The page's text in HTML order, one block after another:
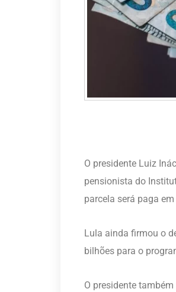
O presidente Luiz
pensionista do
parcela será paga
Lula ainda firmou o
bilhões para o
O presidente